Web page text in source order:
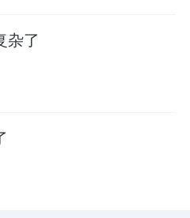
在ECMO之前，全球仅
”与“人工肺”，为应对重
鼓励国产替代到重症医
杂了